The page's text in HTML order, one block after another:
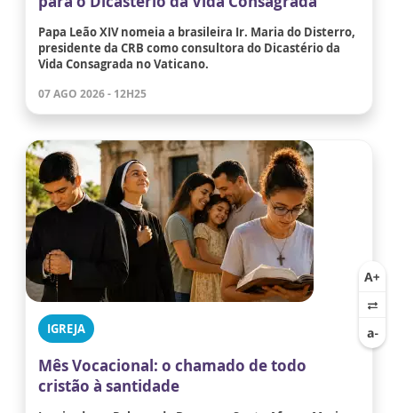
Papa Leão XIV nomeia a brasileira Ir. Maria do Disterro,
presidente da CRB como consultora do Dicastério da
Vida Consagrada no Vaticano.
07 AGO 2026 - 12H25
IGREJA
Mês Vocacional: o chamado de todo
cristão à santidade